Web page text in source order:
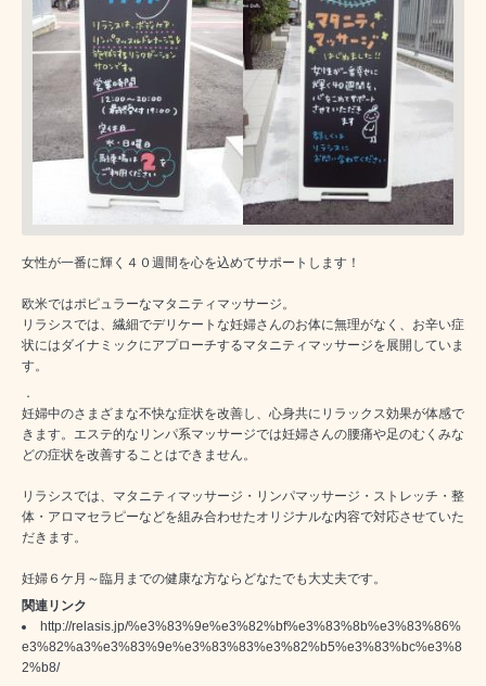
女性が一番に輝く４０週間を心を込めてサポートします！
欧米ではポピュラーなマタニティマッサージ。
リラシスでは、繊細でデリケートな妊婦さんのお体に無理がなく、お辛い症
状にはダイナミックにアプローチするマタニティマッサージを展開していま
す。
．
妊婦中のさまざまな不快な症状を改善し、心身共にリラックス効果が体感で
きます。エステ的なリンパ系マッサージでは妊婦さんの腰痛や足のむくみな
どの症状を改善することはできません。
リラシスでは、マタニティマッサージ・リンパマッサージ・ストレッチ・整
体・アロマセラピーなどを組み合わせたオリジナルな内容で対応させていた
だきます。
妊婦６ケ月～臨月までの健康な方ならどなたでも大丈夫です。
関連リンク
http://relasis.jp/%e3%83%9e%e3%82%bf%e3%83%8b%e3%83%86%
e3%82%a3%e3%83%9e%e3%83%83%e3%82%b5%e3%83%bc%e3%8
2%b8/